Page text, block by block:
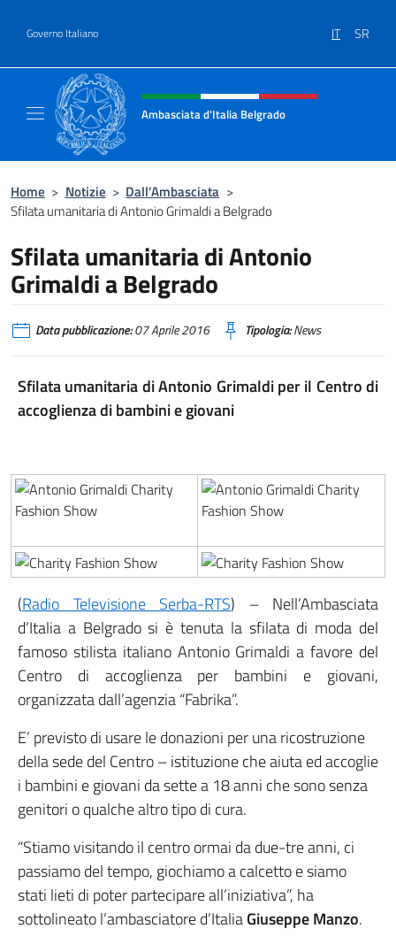
Governo Italiano IT SR
Intestazione sito, social e menù
Ambasciata d'Italia Belgrado
Home > Notizie > Dall’Ambasciata >
Sfilata umanitaria di Antonio Grimaldi a Belgrado
Sfilata umanitaria di Antonio
Grimaldi a Belgrado
Data pubblicazione:07 Aprile 2016 Tipologia:News
Sfilata umanitaria di Antonio Grimaldi per il Centro di
accoglienza di bambini e giovani
(Radio Televisione Serba-RTS) – Nell’Ambasciata
d’Italia a Belgrado si è tenuta la sfilata di moda del
famoso stilista italiano Antonio Grimaldi a favore del
Centro di accoglienza per bambini e giovani,
organizzata dall’agenzia “Fabrika”.
E’ previsto di usare le donazioni per una ricostruzione
della sede del Centro – istituzione che aiuta ed accoglie
i bambini e giovani da sette a 18 anni che sono senza
genitori o qualche altro tipo di cura.
“Stiamo visitando il centro ormai da due-tre anni, ci
passiamo del tempo, giochiamo a calcetto e siamo
stati lieti di poter partecipare all’iniziativa”, ha
sottolineato l’ambasciatore d’ItaliaGiuseppe Manzo.